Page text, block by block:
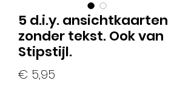
5 d.i.y. ansichtkaarten
zonder tekst. Ook van
Stipstijl.
€ 5,95